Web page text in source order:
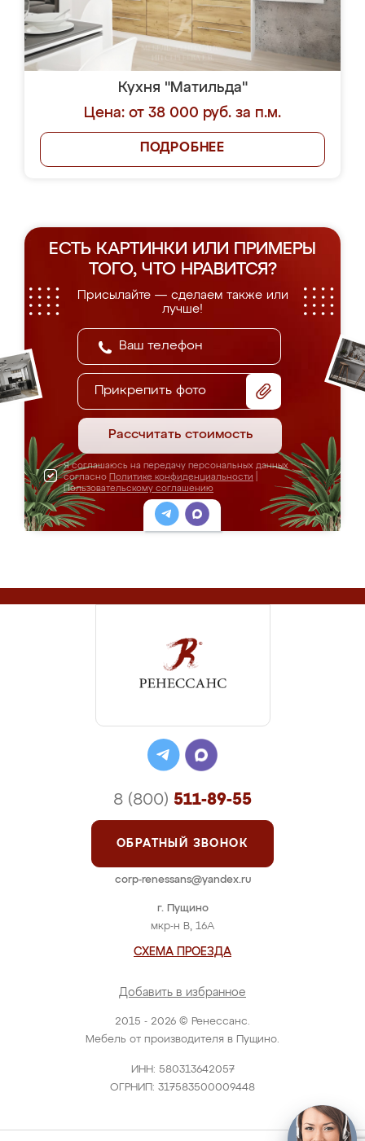
Кухня "Матильда"
Цена: от 38 000 руб. за п.м.
ПОДРОБНЕЕ
ЕСТЬ КАРТИНКИ ИЛИ ПРИМЕРЫ
ТОГО, ЧТО НРАВИТСЯ?
Присылайте — сделаем также или
лучше!
Прикрепить фото
Рассчитать стоимость
Я соглашаюсь на передачу персональных данных
согласно Политике конфиденциальности
Пользовательскому соглашению
2015 - 2026 © Ренессанс.
Мебель от производителя в Пущино.
ИНН: 580313642057
ОГРНИП: 317583500009448
г. Пущино
мкр-н В, 16А
СХЕМА ПРОЕЗДА
Добавить в избранное
8 (800) 511-89-55
ОБРАТНЫЙ ЗВОНОК
corp-renessans@yandex.ru